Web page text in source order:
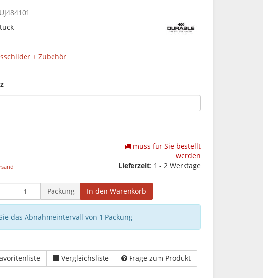
+ Zubehör
muss für Sie bestellt
werden
Lieferzeit: 1 - 2 Werktage
Packung In den Warenkorb
das Abnahmeintervall von 1 Packung
Vergleichsliste Frage zum Produkt